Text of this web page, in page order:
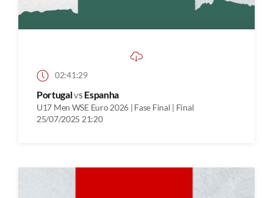
02:41:29
Portugalvs Espanha
U17 Men WSE Euro 2026 | Fase Final | Final
25/07/2025 21:20